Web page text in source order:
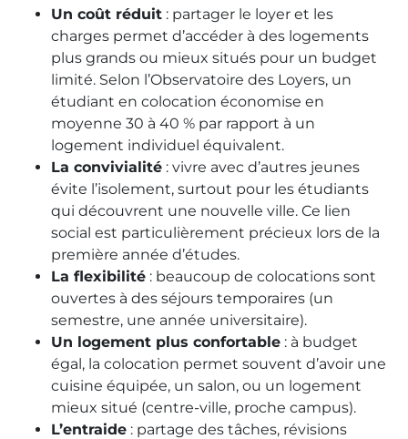
Un coût réduit : partager le loyer et les
charges permet d’accéder à des logements
plus grands ou mieux situés pour un budget
limité. Selon l’Observatoire des Loyers, un
étudiant en colocation économise en
moyenne 30 à 40 % par rapport à un
logement individuel équivalent.
La convivialité : vivre avec d’autres jeunes
évite l’isolement, surtout pour les étudiants
qui découvrent une nouvelle ville. Ce lien
social est particulièrement précieux lors de la
première année d’études.
La flexibilité : beaucoup de colocations sont
ouvertes à des séjours temporaires (un
semestre, une année universitaire).
Un logement plus confortable : à budget
égal, la colocation permet souvent d’avoir une
cuisine équipée, un salon, ou un logement
mieux situé (centre-ville, proche campus).
L’entraide : partage des tâches, révisions